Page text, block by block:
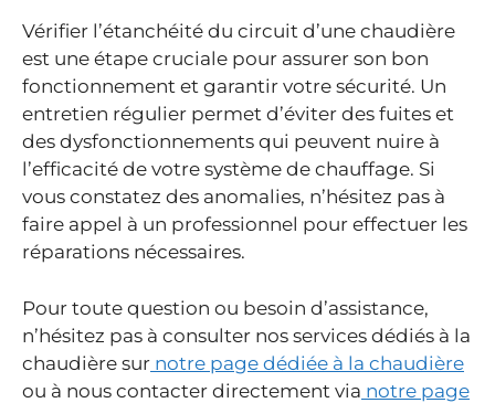
Vérifier l’étanchéité du circuit d’une chaudière
est une étape cruciale pour assurer son bon
fonctionnement et garantir votre sécurité. Un
entretien régulier permet d’éviter des fuites et
des dysfonctionnements qui peuvent nuire à
l’efficacité de votre système de chauffage. Si
vous constatez des anomalies, n’hésitez pas à
faire appel à un professionnel pour effectuer les
réparations nécessaires.
Pour toute question ou besoin d’assistance,
n’hésitez pas à consulter nos services dédiés à la
chaudière sur notre page dédiée à la chaudière
ou à nous contacter directement via notre page